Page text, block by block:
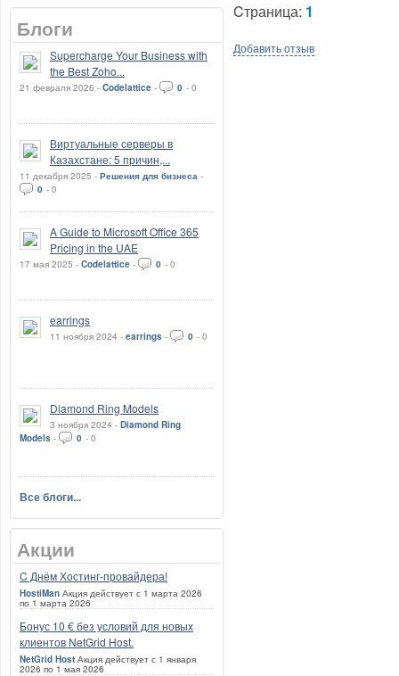
Блоги
Supercharge Your Business with
the Best Zoho...
21 февраля 2026 - Codelattice - 0 - 0
Виртуальные серверы в
Казахстане: 5 причин,...
11 декабря 2025 - Решения для бизнеса -
0 - 0
A Guide to Microsoft Office 365
Pricing in the UAE
17 мая 2025 - Codelattice - 0 - 0
earrings
11 ноября 2024 - earrings - 0 - 0
Diamond Ring Models
3 ноября 2024 - Diamond Ring
Models - 0 - 0
Все блоги...
Акции
C Днём Хостинг-провайдера!
HostiMan Акция действует с 1 марта 2026
по 1 марта 2026
Бонус 10 € без условий для новых
клиентов NetGrid Host.
NetGrid Host Акция действует с 1 января
2026 по 1 мая 2026
Cтраница: 1
Добавить отзыв